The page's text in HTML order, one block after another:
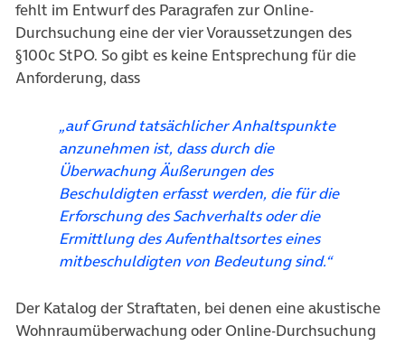
fehlt im Entwurf des Paragrafen zur Online-
Durchsuchung eine der vier Voraussetzungen des
§100c StPO. So gibt es keine Entsprechung für die
Anforderung, dass
„auf Grund tatsächlicher Anhaltspunkte
anzunehmen ist, dass durch die
Überwachung Äußerungen des
Beschuldigten erfasst werden, die für die
Erforschung des Sachverhalts oder die
Ermittlung des Aufenthaltsortes eines
mitbeschuldigten von Bedeutung sind.“
Der Katalog der Straftaten, bei denen eine akustische
Wohnraumüberwachung oder Online-Durchsuchung